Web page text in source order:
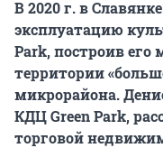
В 2020 г. в
эксплуатацию
Park, построив его
территории
микрорайона.
КДЦ Green Park,
торговой